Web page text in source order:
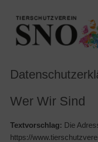
Inhalt
springen
Wer Wir Sind
Textvorschlag: Die
https://